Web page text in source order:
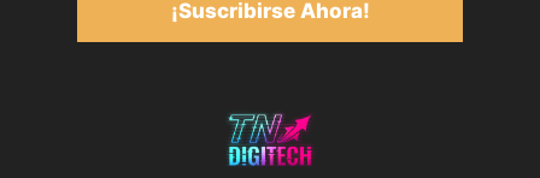
¡Suscribirse Ahora!